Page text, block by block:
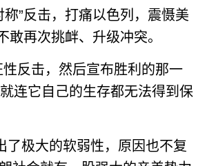
”反击，打痛以色列，震慑美
敢再次挑衅、升级冲突。
反击，然后宣布胜利的那一
连它自己的生存都无法得到保
极大的软弱性，原因也不复